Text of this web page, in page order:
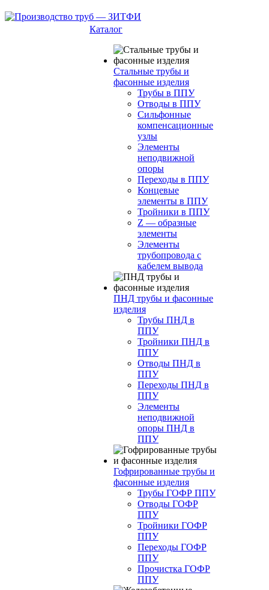
Каталог
Стальные трубы и
фасонные изделия
Трубы в ППУ
Отводы в ППУ
Сильфонные
компенсационные
узлы
Элементы
неподвижной
опоры
Переходы в ППУ
Концевые
элементы в ППУ
Тройники в ППУ
Z — образные
элементы
Элементы
трубопровода с
кабелем вывода
ПНД трубы и фасонные
изделия
Трубы ПНД в
ППУ
Тройники ПНД в
ППУ
Отводы ПНД в
ППУ
Переходы ПНД в
ППУ
Элементы
неподвижной
опоры ПНД в
ППУ
Гофрированные трубы и
фасонные изделия
Трубы ГОФР ППУ
Отводы ГОФР
ППУ
Тройники ГОФР
ППУ
Переходы ГОФР
ППУ
Прочистка ГОФР
ППУ